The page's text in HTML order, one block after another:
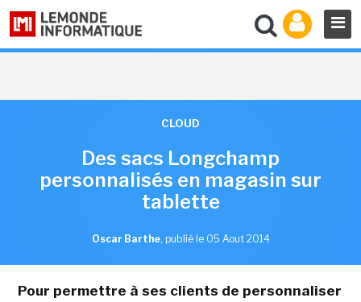
CLOUD
Des sacs Longchamp
personnalisés en magasin sur
tablette
Oscar Barthe, publié le 05 Aout 2014
Pour permettre à ses clients de personnaliser